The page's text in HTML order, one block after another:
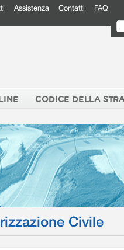
Assistenza Contatti FAQ
CODICE DELLA
Civile